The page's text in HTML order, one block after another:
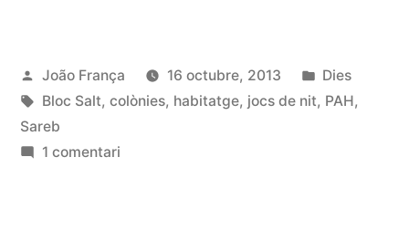
la
PAH»
Publicat
per
João França 16 octubre, 2013
Publicat
en
Dies
Etiquetes:
Bloc Salt, colònies, habitatge, jocs de nit, PAH,
Sareb
1 comentaria